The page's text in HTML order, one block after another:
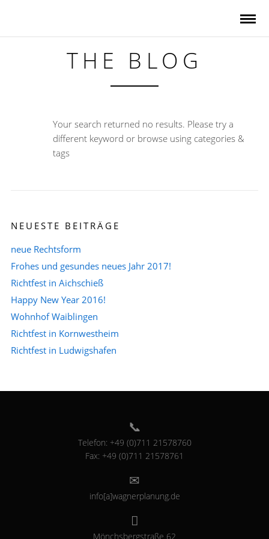
THE BLOG
Your search returned no results. Please try a
different keyword or browse using categories &
tags
NEUESTE BEITRÄGE
neue Rechtsform
Frohes und gesundes neues Jahr 2017!
Richtfest in Aichschieß
Happy New Year 2016!
Wohnhof Waiblingen
Richtfest in Kornwestheim
Richtfest in Ludwigshafen
Telefon: +49 (0)711 21578760
Fax: +49 (0)711 21578761
info[a]wagnerplanung.de
Mönchsbergstraße 62